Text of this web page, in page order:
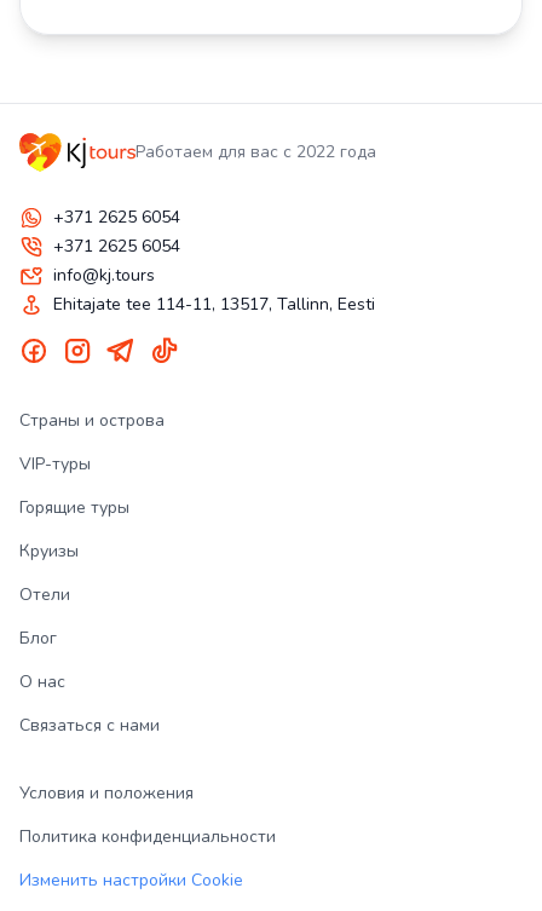
Работаем для вас с 2022 года
+371 2625 6054
+371 2625 6054
info@kj.tours
Ehitajate tee 114-11, 13517, Tallinn, Eesti
Страны и острова
VIP-туры
Горящие туры
Круизы
Отели
Блог
О нас
Связаться с нами
Условия и положения
Политика конфиденциальности
Изменить настройки Cookie